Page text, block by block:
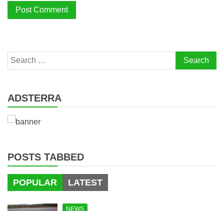
Search
for:
ADSTERRA
POSTS TABBED
POPULAR LATEST
NEWS